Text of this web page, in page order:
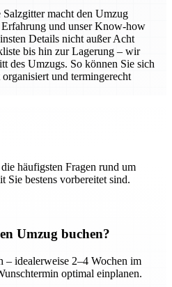
macht den Umzug
und unser Know-how
Details nicht außer Acht
bis hin zur Lagerung – wir
des Umzugs. So können Sie sich
und termingerecht
häufigsten Fragen rund um
Sie bestens vorbereitet sind.
Umzug buchen?
– idealerweise 2–4 Wochen im
optimal einplanen.